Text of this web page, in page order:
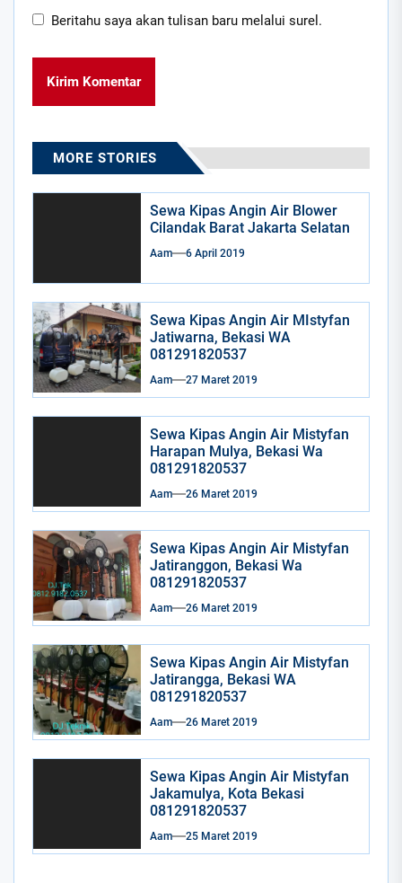
Beritahu saya akan tulisan baru melalui surel.
MORE STORIES
Sewa Kipas Angin Air Blower
Cilandak Barat Jakarta Selatan
Aam 6 April 2019
Sewa Kipas Angin Air MIstyfan
Jatiwarna, Bekasi WA
081291820537
Aam 27 Maret 2019
Sewa Kipas Angin Air Mistyfan
Harapan Mulya, Bekasi Wa
081291820537
Aam 26 Maret 2019
Sewa Kipas Angin Air Mistyfan
Jatiranggon, Bekasi Wa
081291820537
Aam 26 Maret 2019
Sewa Kipas Angin Air Mistyfan
Jatirangga, Bekasi WA
081291820537
Aam 26 Maret 2019
Sewa Kipas Angin Air Mistyfan
Jakamulya, Kota Bekasi
081291820537
Aam 25 Maret 2019